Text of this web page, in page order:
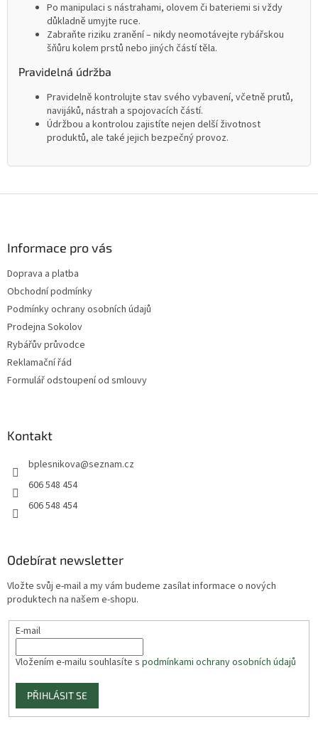
Po manipulaci s nástrahami, olovem či bateriemi si vždy
důkladně umyjte ruce.
Zabraňte riziku zranění – nikdy neomotávejte rybářskou
šňůru kolem prstů nebo jiných částí těla.
Pravidelná údržba
Pravidelně kontrolujte stav svého vybavení, včetně prutů,
navijáků, nástrah a spojovacích částí.
Údržbou a kontrolou zajistíte nejen delší životnost
produktů, ale také jejich bezpečný provoz.
Informace pro vás
Doprava a platba
Obchodní podmínky
Podmínky ochrany osobních údajů
Prodejna Sokolov
Rybářův průvodce
Reklamační řád
Formulář odstoupení od smlouvy
Kontakt
bplesnikova@seznam.cz
606 548 454
606 548 454
Odebírat newsletter
Vložte svůj e-mail a my vám budeme zasílat informace o nových
produktech na našem e-shopu.
E-mail
Vložením e-mailu souhlasíte s podmínkami ochrany osobních údajů
PŘIHLÁSIT SE